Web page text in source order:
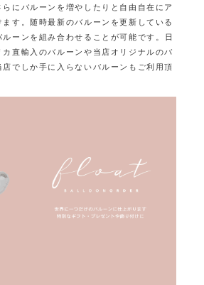
らにバルーンを増やしたりと自由自在にア
ます。随時最新のバルーンを更新している
ーンを組み合わせることが可能です。
日
直輸入のバルーンや当店オリジナルのバ
店でしか手に入らないバルーンもご利用頂